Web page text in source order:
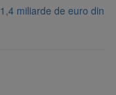
miliarde de euro din